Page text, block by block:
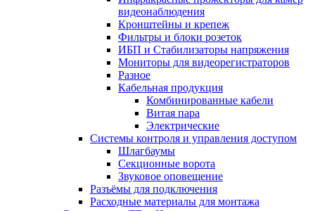
видеонаблюдения
Кронштейны и крепеж
Фильтры и блоки розеток
ИБП и Стабилизаторы напряжения
Мониторы для видеорегистраторов
Разное
Кабельная продукция
Комбинированные кабели
Витая пара
Электрические
Системы контроля и управления доступом
Шлагбаумы
Секционные ворота
Звуковое оповещение
Разъёмы для подключения
Расходные материалы для монтажа